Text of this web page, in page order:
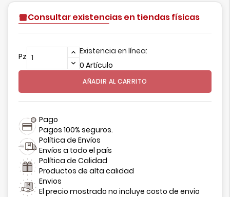
Consultar existencias en tiendas físicas
Pz
Existencia en línea:
0 Artículo
AÑADIR AL CARRITO
Pago
Pagos 100% seguros.
Política de Envíos
Envíos a todo el país
Política de Calidad
Productos de alta calidad
Envios
El precio mostrado no incluye costo de envio